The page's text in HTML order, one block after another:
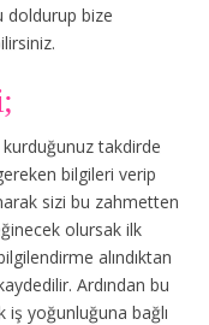
doldurup bize
takdirde
bilgileri verip
sizi bu zahmetten
olursak ilk
alındıktan
Ardından bu
iş yoğunluğuna bağlı